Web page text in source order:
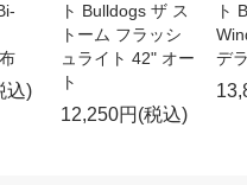
込)
ト Bulldogs ザ ス
トーム フラッシ
ュライト 42" オー
ト
12,250円(税込)
ト
デ